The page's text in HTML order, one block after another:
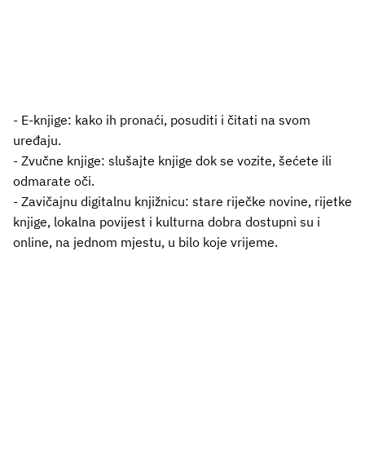
- E-knjige: kako ih pronaći, posuditi i čitati na svom
uređaju.
- Zvučne knjige: slušajte knjige dok se vozite, šećete ili
odmarate oči.
- Zavičajnu digitalnu knjižnicu: stare riječke novine, rijetke
knjige, lokalna povijest i kulturna dobra dostupni su i
online, na jednom mjestu, u bilo koje vrijeme.